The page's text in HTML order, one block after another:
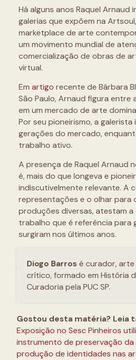
Há alguns anos Raquel Arnaud
galerias que expõem na
marketplace de arte
um movimento mundial de
comercialização de obras de
virtual.
Em artigo recente de Bárbara
São Paulo, Arnaud figura entre
em um mercado de arte
Por seu pioneirismo, a galerista
gerações do mercado,
trabalho ativo.
A presença de Raquel Arnaud
é, mais do que longeva e
indiscutivelmente relevante. A
representações e o olhar para
produções diversas, atestam a
trabalho que é referência para
surgiram nos últimos anos.
Diogo Barros é curador,
crítico, formado em História
Curadoria pela PUC SP.
Gostou desta matéria? Leia
Exposição no Sesc Pinheiros
instrumento de preservação da
produção de identidades nas